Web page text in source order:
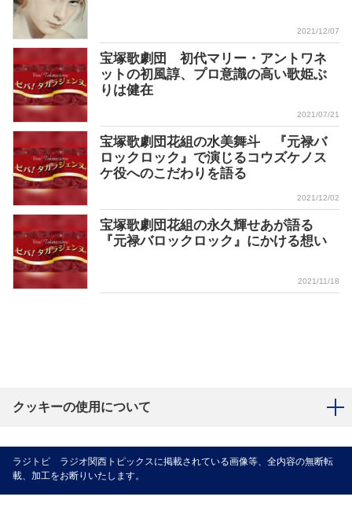
2021/12/07
宝塚歌劇団 初代マリー・アントワネ
ットの初風諄、プロ意識の高い歌姫ぶ
りは健在
2021/07/21
宝塚歌劇団花組の水美舞斗 『元禄バ
ロックロック』で演じるコウズケノス
ケ役へのこだわりを語る
2021/12/02
宝塚歌劇団花組の永久輝せあが語る
『元禄バロックロック』にかける想い
2021/11/18
クッキーの使用について
ラジトピ ラジオ関西トピックスに掲載されている画像等、全内容の無断転
載、加工をお断りいたします。